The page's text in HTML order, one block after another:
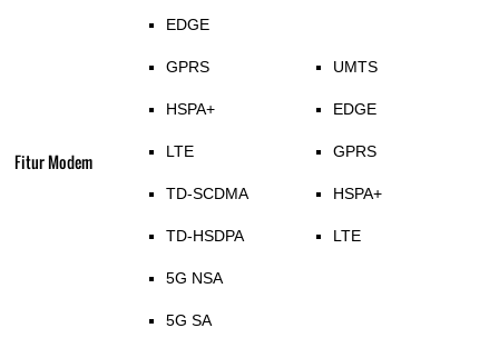
Fitur Modem
EDGE
GPRS
HSPA+
LTE
TD-SCDMA
TD-HSDPA
5G NSA
5G SA
UMTS
EDGE
GPRS
HSPA+
LTE